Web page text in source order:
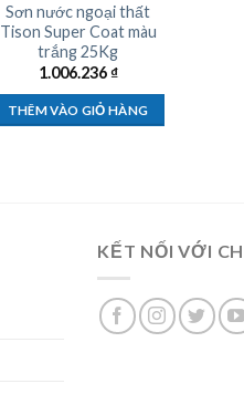
Sơn nước ngoại thất
Tison Super Coat màu
trắng 25Kg
1.006.236₫
THÊM VÀO GIỎ HÀNG
KẾT NỐI VỚI